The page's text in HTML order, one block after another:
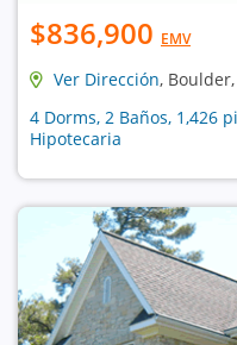
$836,900 EMV
Ver Dirección,
4 Dorms, 2 Baños, 1,426
Hipotecaria